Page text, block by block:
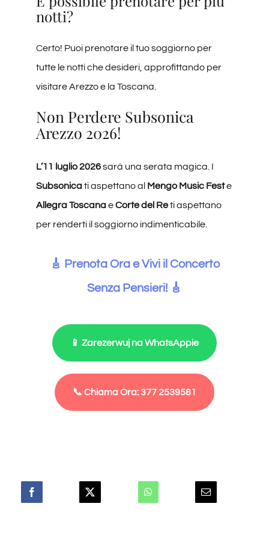
notti?
Certo! Puoi prenotare il tuo soggiorno per
tutte le notti che desideri, approfittando per
visitare Arezzo e la Toscana.
Non Perdere Subsonica
Arezzo 2026!
L’11 luglio 2026sarà una serata magica. I
Subsonicati aspettano al Mengo Music Feste
Allegra ToscanaeCorte del Reti aspettano
per renderti il soggiorno indimenticabile.
🎸 Prenota Ora e Vivi il Concerto
Senza Pensieri! 🎸
📱 Zarezerwuj na WhatsAppie
📞 Chiama Ora: 377 2539581